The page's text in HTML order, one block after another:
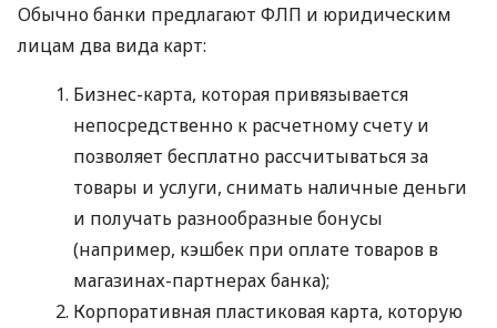
Обычно банки предлагают ФЛП и юридическим
лицам два вида карт:
Бизнес-карта, которая привязывается
непосредственно к расчетному счету и
позволяет бесплатно рассчитываться за
товары и услуги, снимать наличные деньги
и получать разнообразные бонусы
(например, кэшбек при оплате товаров в
магазинах-партнерах банка);
Корпоративная пластиковая карта, которую